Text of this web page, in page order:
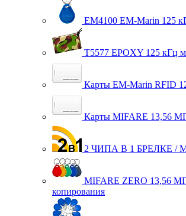
EM4100 EM-Marin 125
T5577 EPOXY 125 кГц
Карты EM-Marin RFID
Карты MIFARE 13,56
2 ЧИПА В 1 БРЕЛКЕ /
MIFARE ZERO 13,56
копирования